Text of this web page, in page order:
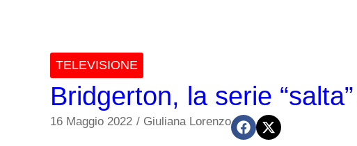
TELEVISIONE
Bridgerton, la serie
16 Maggio 2022 / Giuliana Lorenzo